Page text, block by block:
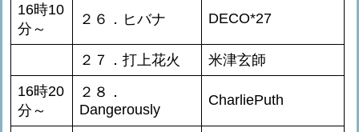
16時10
分～
２６．ヒバナ DECO*27
２７．打上花火
米津玄師
16時20
分～
２８．
Dangerously
CharliePuth